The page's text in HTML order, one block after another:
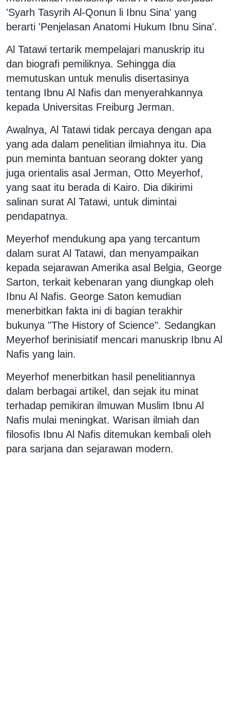
'Syarh Tasyrih Al-Qonun li Ibnu Sina' yang
berarti 'Penjelasan Anatomi Hukum Ibnu Sina'.
Al Tatawi tertarik mempelajari manuskrip itu
dan biografi pemiliknya. Sehingga dia
memutuskan untuk menulis disertasinya
tentang Ibnu Al Nafis dan menyerahkannya
kepada Universitas Freiburg Jerman.
Awalnya, Al Tatawi tidak percaya dengan apa
yang ada dalam penelitian ilmiahnya itu. Dia
pun meminta bantuan seorang dokter yang
juga orientalis asal Jerman, Otto Meyerhof,
yang saat itu berada di Kairo. Dia dikirimi
salinan surat Al Tatawi, untuk dimintai
pendapatnya.
Meyerhof mendukung apa yang tercantum
dalam surat Al Tatawi, dan menyampaikan
kepada sejarawan Amerika asal Belgia, George
Sarton, terkait kebenaran yang diungkap oleh
Ibnu Al Nafis. George Saton kemudian
menerbitkan fakta ini di bagian terakhir
bukunya "The History of Science". Sedangkan
Meyerhof berinisiatif mencari manuskrip Ibnu Al
Nafis yang lain.
Meyerhof menerbitkan hasil penelitiannya
dalam berbagai artikel, dan sejak itu minat
terhadap pemikiran ilmuwan Muslim Ibnu Al
Nafis mulai meningkat. Warisan ilmiah dan
filosofis Ibnu Al Nafis ditemukan kembali oleh
para sarjana dan sejarawan modern.